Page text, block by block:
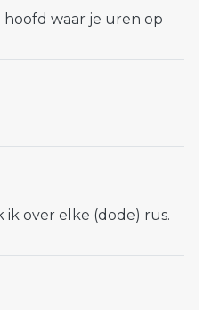
waar je uren op
ik over elke (dode) rus.